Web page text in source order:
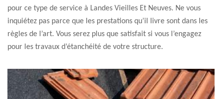
pour ce type de service à Landes Vieilles Et Neuves. Ne vous
inquiétez pas parce que les prestations qu’il livre sont dans les
règles de l’art. Vous serez plus que satisfait si vous l’engagez
pour les travaux d’étanchéité de votre structure.